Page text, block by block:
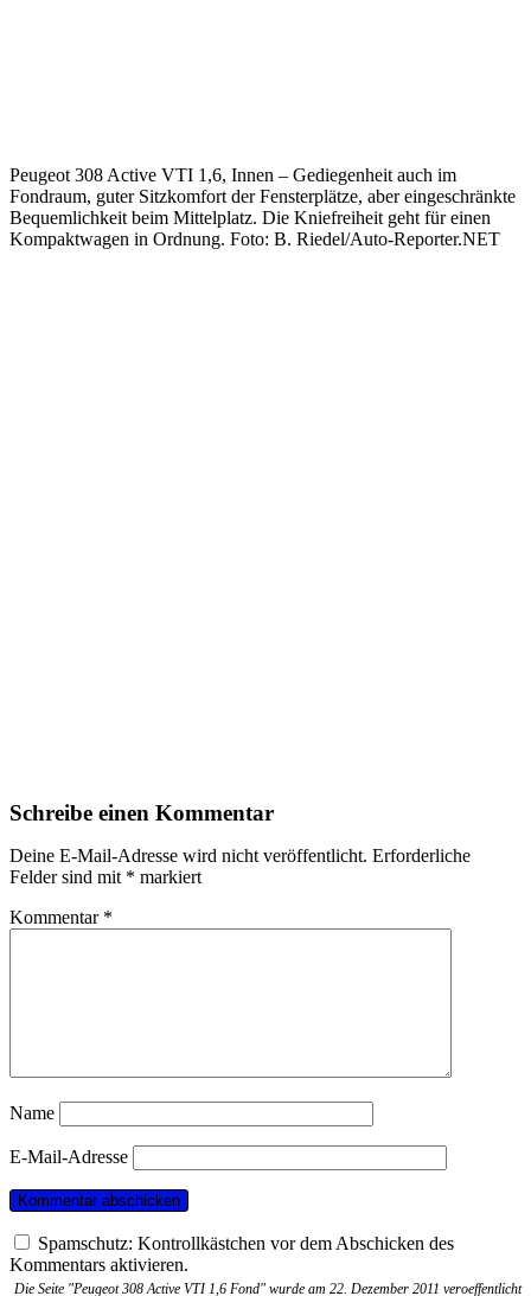
Peugeot 308 Active VTI 1,6, Innen – Gediegenheit auch im
Fondraum, guter Sitzkomfort der Fensterplätze, aber eingeschränkte
Bequemlichkeit beim Mittelplatz. Die Kniefreiheit geht für einen
Kompaktwagen in Ordnung. Foto: B. Riedel/Auto-Reporter.NET
Schreibe einen Kommentar
Deine E-Mail-Adresse wird nicht veröffentlicht. Erforderliche
Felder sind mit * markiert
Kommentar *
Name
E-Mail-Adresse
Spamschutz: Kontrollkästchen vor dem Abschicken des
Kommentars aktivieren.
Die Seite "Peugeot 308 Active VTI 1,6 Fond" wurde am 22. Dezember 2011 veroeffentlicht